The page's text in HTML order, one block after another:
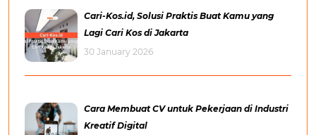
Cari-Kos.id, Solusi Praktis Buat Kamu yang
Lagi Cari Kos di Jakarta
30 January 2026
Cara Membuat CV untuk Pekerjaan di Industri
Kreatif Digital